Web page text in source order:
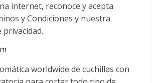
internet, reconoce y acepta
y Condiciones y nuestra
privacidad.
worldwide de cuchillas con